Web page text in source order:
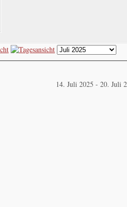
14. Juli 2025 - 20. Juli